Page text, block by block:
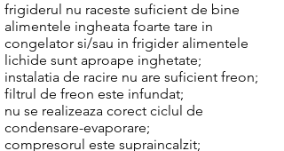
frigiderul nu raceste suficient de bine
alimentele ingheata foarte tare in
congelator si/sau in frigider alimentele
lichide sunt aproape inghetate;
instalatia de racire nu are suficient freon;
filtrul de freon este infundat;
nu se realizeaza corect ciclul de
condensare-evaporare;
compresorul este supraincalzit;